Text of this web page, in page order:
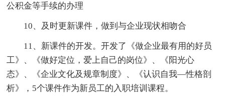
公积金等手续的办理
10、及时更新课件，做到与企业现状相吻合
11、新课件的开发。开发了《做企业最有用的好员
工》、《做好定位，爱上自己的岗位》、《阳光心
态》、《企业文化及规章制度》、《认识自我—性格剖
析》，5个课件作为新员工的入职培训课程。